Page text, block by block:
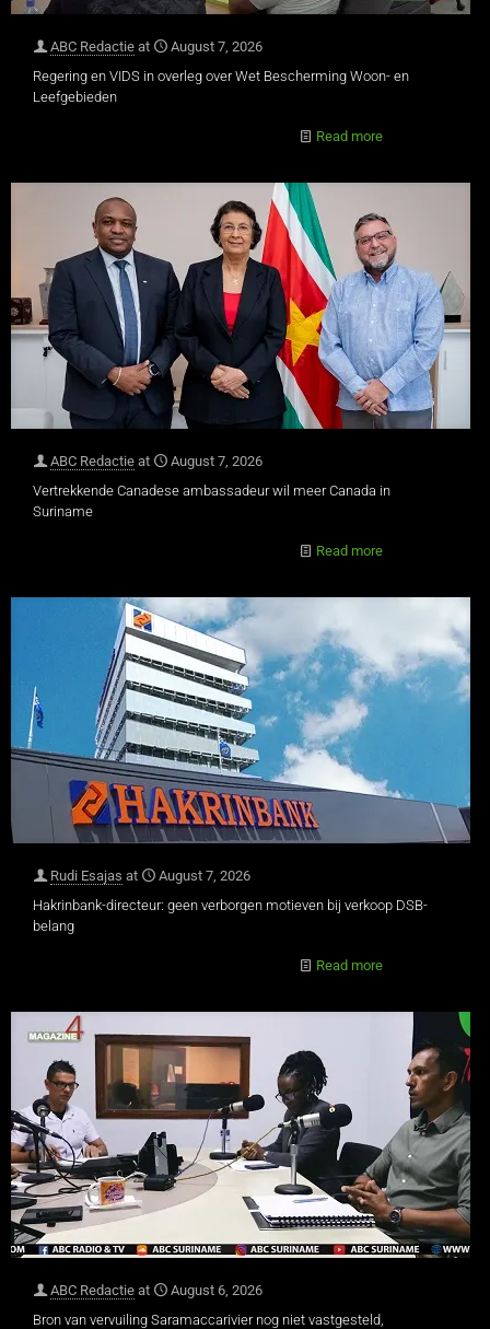
ABC Redactie at
August 7, 2026
Regering en VIDS in overleg over Wet Bescherming Woon- en
Leefgebieden
Read more
ABC Redactie at
August 7, 2026
Vertrekkende Canadese ambassadeur wil meer Canada in
Suriname
Read more
Rudi Esajas at
August 7, 2026
Hakrinbank-directeur: geen verborgen motieven bij verkoop DSB-
belang
Read more
ABC Redactie at
August 6, 2026
Bron van vervuiling Saramaccarivier nog niet vastgesteld,